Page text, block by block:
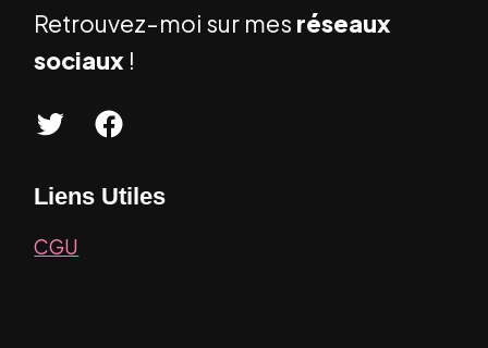
Retrouvez-moi sur mes réseaux
sociaux !
i
t
c
Liens Utiles
CGU